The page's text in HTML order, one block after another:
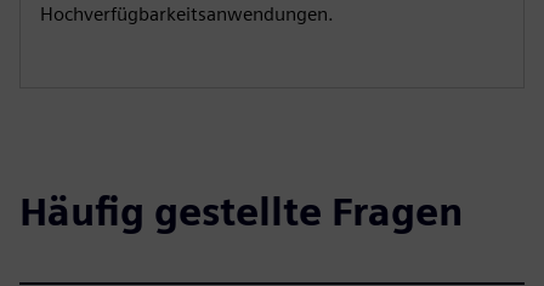
Hochverfügbarkeitsanwendungen.
Häufig gestellte Fragen